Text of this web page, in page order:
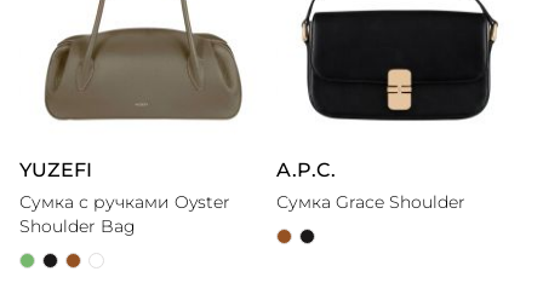
YUZEFI
Сумка с ручками Oyster
Shoulder Bag
A.P.C.
Сумка Grace Shoulder